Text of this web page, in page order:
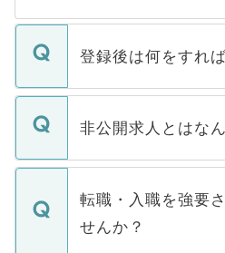
登録後は何をすれ
ご登録いただきまし
登録内容を確認し、
ます。通常、5営業日
いただきますので、
非公開求人とはな
マイナビDOCTORで
うち約3割は、Web
けない「非公開求人
下記の理由によって
転職・入職を強要
せんか？